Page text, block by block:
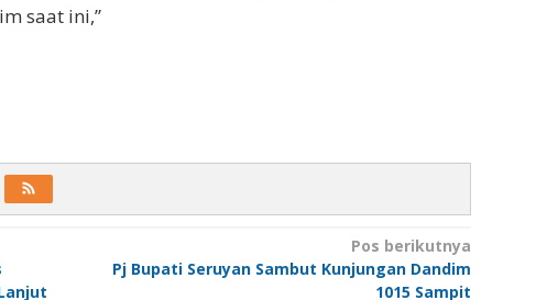
saat ini,”
Pos berikutnya
Pj Bupati Seruyan Sambut Kunjungan Dandim
1015 Sampit